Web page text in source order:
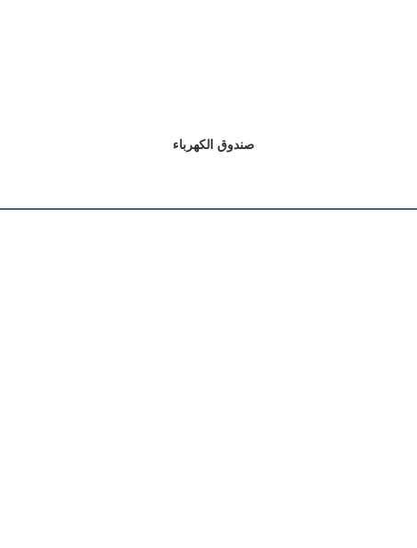
صندوق الكهرباء